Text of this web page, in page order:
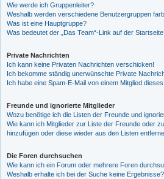
Wie werde ich Gruppenleiter?
Weshalb werden verschiedene Benutzergruppen
Was ist eine Hauptgruppe?
Was bedeutet der „Das Team“-Link auf der
Private Nachrichten
Ich kann keine Privaten Nachrichten verschicken!
Ich bekomme ständig unerwünschte Private
Ich habe eine Spam-E-Mail von einem Mitglied
Freunde und ignorierte Mitglieder
Wozu benötige ich die Listen der Freunde und
Wie kann ich Mitglieder zur Liste der Freunde oder
hinzufügen oder diese wieder aus den Listen
Die Foren durchsuchen
Wie kann ich ein Forum oder mehrere Foren
Weshalb erhalte ich bei der Suche keine Ergebnisse?